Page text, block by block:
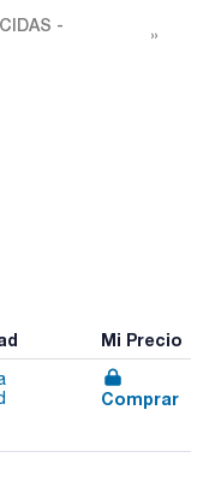
-
Mi Precio
Comprar